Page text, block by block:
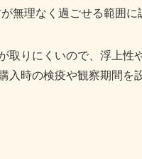
無理なく過ごせる範囲に
取りにくいので、浮上性
入時の検疫や観察期間を